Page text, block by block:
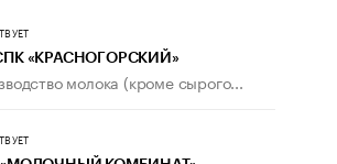
«КРАСНОГОРСКИЙ»
молока (кроме сырого...